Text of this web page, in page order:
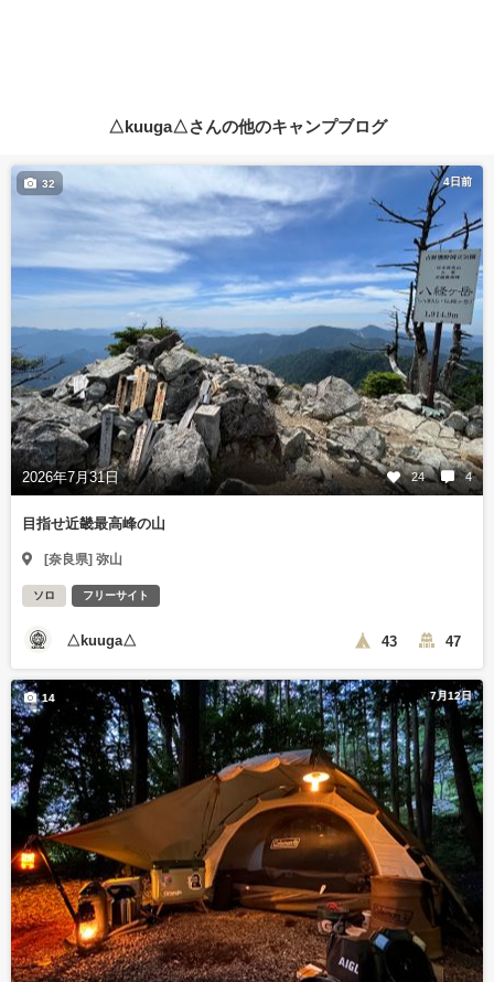
△kuuga△さんの他のキャンプブログ
4日前
2026年7月31日 24 4
32
目指せ近畿最高峰の山
[奈良県] 弥山
ソロ フリーサイト
△kuuga△ 43 47
7月12日
14